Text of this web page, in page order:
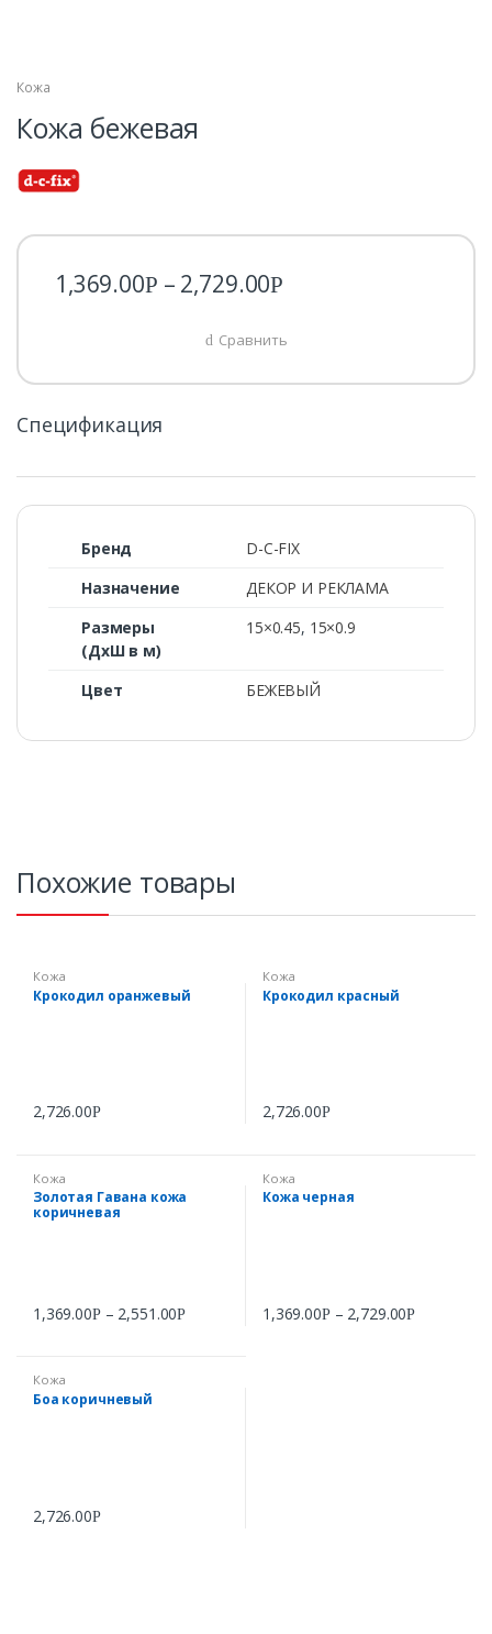
Кожа
Кожа бежевая
1,369.00Р – 2,729.00Р
Сравнить
Спецификация
Бренд
D-C-FIX
Назначение
ДЕКОР И РЕКЛАМА
Размеры
(ДхШ в м)
15×0.45, 15×0.9
Цвет БЕЖЕВЫЙ
Похожие товары
Кожа
Крокодил оранжевый
2,726.00Р
Кожа
Крокодил красный
2,726.00Р
Кожа
Золотая Гавана кожа
коричневая
1,369.00Р– 2,551.00Р
Кожа
Кожа черная
1,369.00Р– 2,729.00Р
Кожа
Боа коричневый
2,726.00Р